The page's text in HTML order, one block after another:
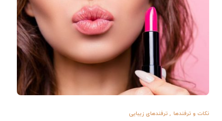
نکات و ترفندها , ترفندهای زیبایی